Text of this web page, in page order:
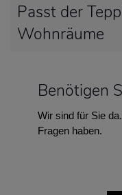
Passt der
Wohnräume
Benötigen
Wir sind für Sie
Fragen haben.